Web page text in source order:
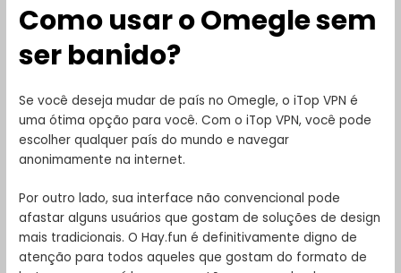
Como usar o Omegle sem
ser banido?
Se você deseja mudar de país no Omegle, o iTop VPN é
uma ótima opção para você. Com o iTop VPN, você pode
escolher qualquer país do mundo e navegar
anonimamente na internet.
Por outro lado, sua interface não convencional pode
afastar alguns usuários que gostam de soluções de design
mais tradicionais. O Hay.fun é definitivamente digno de
atenção para todos aqueles que gostam do formato de